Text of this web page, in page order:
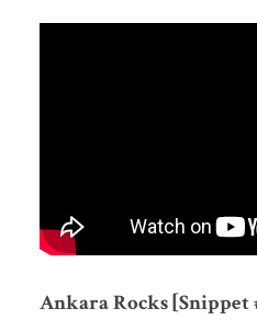
Ankara Rocks [Snippet